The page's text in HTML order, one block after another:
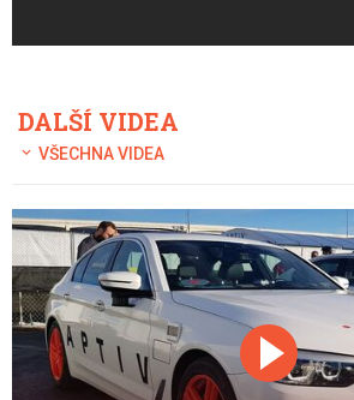
DALŠÍ VIDEA
VŠECHNA VIDEA